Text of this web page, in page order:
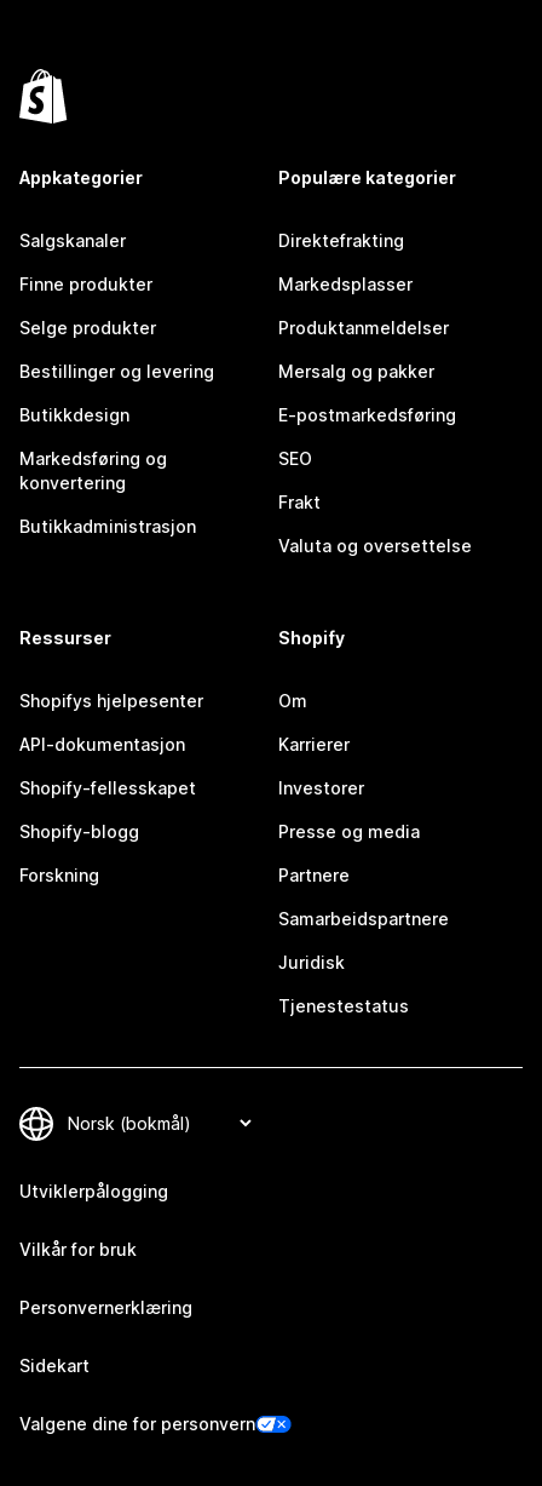
Appkategorier
Salgskanaler
Finne produkter
Selge produkter
Bestillinger og levering
Butikkdesign
Markedsføring og
konvertering
Butikkadministrasjon
Populære kategorier
Direktefrakting
Markedsplasser
Produktanmeldelser
Mersalg og pakker
E-postmarkedsføring
SEO
Frakt
Valuta og oversettelse
Ressurser
Shopifys hjelpesenter
API-dokumentasjon
Shopify-fellesskapet
Shopify-blogg
Forskning
Shopify
Om
Karrierer
Investorer
Presse og media
Partnere
Samarbeidspartnere
Juridisk
Tjenestestatus
Utviklerpålogging
Vilkår for bruk
Personvernerklæring
Sidekart
Valgene dine for personvern